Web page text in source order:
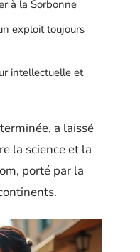
à la Sorbonne
exploit toujours
intellectuelle et
a laissé
la science et la
porté par la